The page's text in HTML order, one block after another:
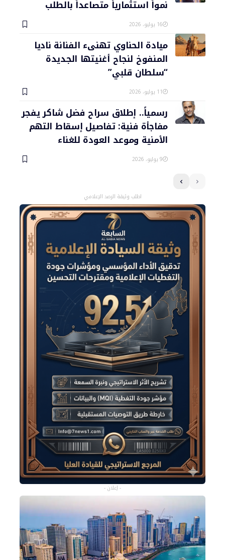
نمواً استثمارياً متصاعداً بالطلب
16 يوليو، 2026
ميادة الحناوي تهنىء الفنانة ناديا
المنفوخ لنجاح أغنيتها الجديدة
“سلطان قلبي”
11 يوليو، 2026
رسمياً.. إطلاق سراح فضل شاكر يفجر
مفاجأة فنية: تفاصيل إسقاط التهم
الأمنية وموعد العودة للغناء
9 يوليو، 2026
اطلب وثيقة الرصد الإعلامي
- إعلان -